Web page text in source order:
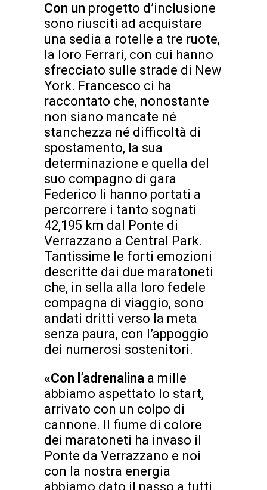
Con un progetto d’inclusione
sono riusciti ad acquistare
una sedia a rotelle a tre ruote,
la loro Ferrari, con cui hanno
sfrecciato sulle strade di New
York. Francesco ci ha
raccontato che, nonostante
non siano mancate né
stanchezza né difficoltà di
spostamento, la sua
determinazione e quella del
suo compagno di gara
Federico li hanno portati a
percorrere i tanto sognati
42,195 km dal Ponte di
Verrazzano a Central Park.
Tantissime le forti emozioni
descritte dai due maratoneti
che, in sella alla loro fedele
compagna di viaggio, sono
andati dritti verso la meta
senza paura, con l’appoggio
dei numerosi sostenitori.
«Con l’adrenalina a mille
abbiamo aspettato lo start,
arrivato con un colpo di
cannone. Il fiume di colore
dei maratoneti ha invaso il
Ponte da Verrazzano e noi
con la nostra energia
abbiamo dato il passo a tutti.